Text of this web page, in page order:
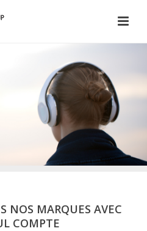
NOS MARQUES AVEC
COMPTE